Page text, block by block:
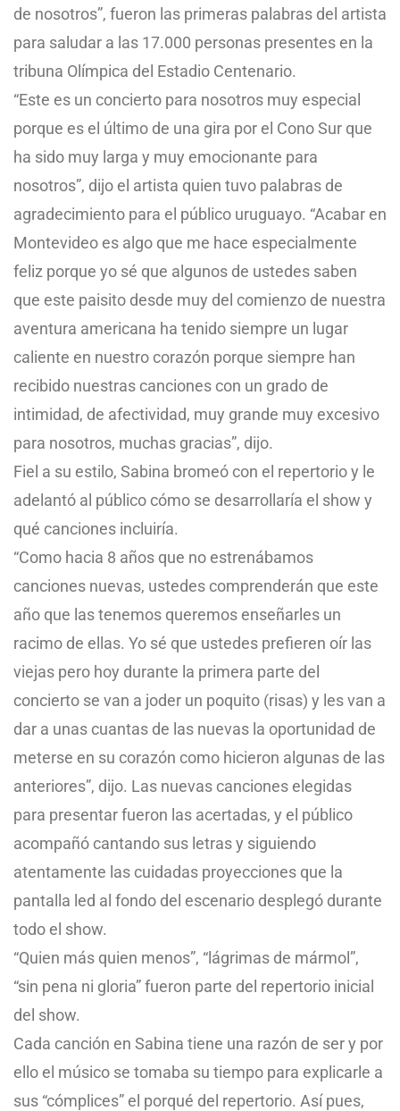
de nosotros”, fueron las primeras palabras del artista
para saludar a las 17.000 personas presentes en la
tribuna Olímpica del Estadio Centenario.
“Este es un concierto para nosotros muy especial
porque es el último de una gira por el Cono Sur que
ha sido muy larga y muy emocionante para
nosotros”, dijo el artista quien tuvo palabras de
agradecimiento para el público uruguayo. “Acabar en
Montevideo es algo que me hace especialmente
feliz porque yo sé que algunos de ustedes saben
que este paisito desde muy del comienzo de nuestra
aventura americana ha tenido siempre un lugar
caliente en nuestro corazón porque siempre han
recibido nuestras canciones con un grado de
intimidad, de afectividad, muy grande muy excesivo
para nosotros, muchas gracias”, dijo.
Fiel a su estilo, Sabina bromeó con el repertorio y le
adelantó al público cómo se desarrollaría el show y
qué canciones incluiría.
“Como hacia 8 años que no estrenábamos
canciones nuevas, ustedes comprenderán que este
año que las tenemos queremos enseñarles un
racimo de ellas. Yo sé que ustedes prefieren oír las
viejas pero hoy durante la primera parte del
concierto se van a joder un poquito (risas) y les van a
dar a unas cuantas de las nuevas la oportunidad de
meterse en su corazón como hicieron algunas de las
anteriores”, dijo. Las nuevas canciones elegidas
para presentar fueron las acertadas, y el público
acompañó cantando sus letras y siguiendo
atentamente las cuidadas proyecciones que la
pantalla led al fondo del escenario desplegó durante
todo el show.
“Quien más quien menos”, “lágrimas de mármol”,
“sin pena ni gloria” fueron parte del repertorio inicial
del show.
Cada canción en Sabina tiene una razón de ser y por
ello el músico se tomaba su tiempo para explicarle a
sus “cómplices” el porqué del repertorio. Así pues,